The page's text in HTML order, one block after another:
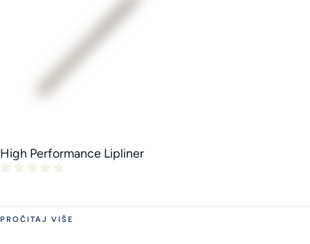
High Performance Lipliner
PROČITAJ VIŠE